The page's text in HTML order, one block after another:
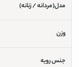
مدل(مردانه / زنانه)
وزن
جنس رویه